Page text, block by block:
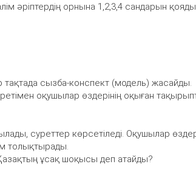
әріптердің орнына 1,2,3,4 сандарын қояды.
тақтада сызба-конспект (модель) жасайды.
оқушылар өздерінің оқыған
суреттер көрсетіледі. Оқушылар
толықтырады.
ұсақ шоқысы деп атайды?